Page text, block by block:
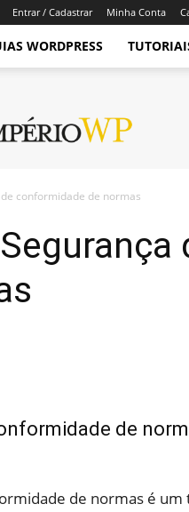
Entrar / Cadastrar Minha Conta
WORDPRESS
conformidade de normas
de
de normas é